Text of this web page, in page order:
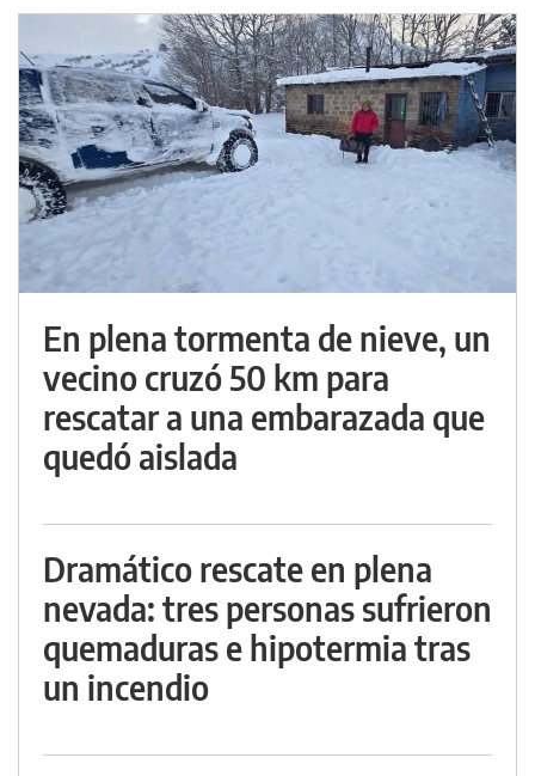
En plena tormenta de nieve, un
vecino cruzó 50 km para
rescatar a una embarazada que
quedó aislada
Dramático rescate en plena
nevada: tres personas sufrieron
quemaduras e hipotermia tras
un incendio